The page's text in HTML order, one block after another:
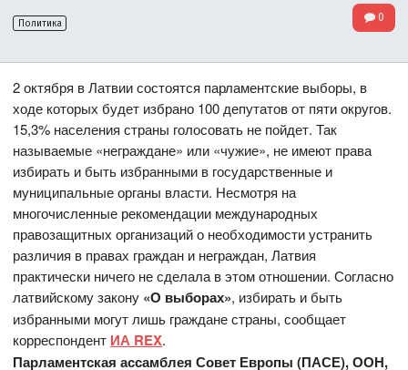
Политика 0
2 октября в Латвии состоятся парламентские выборы, в
ходе которых будет избрано 100 депутатов от пяти округов.
15,3% населения страны голосовать не пойдет. Так
называемые «неграждане» или «чужие», не имеют права
избирать и быть избранными в государственные и
муниципальные органы власти. Несмотря на
многочисленные рекомендации международных
правозащитных организаций о необходимости устранить
различия в правах граждан и неграждан, Латвия
практически ничего не сделала в этом отношении. Согласно
латвийскому закону «О выборах», избирать и быть
избранными могут лишь граждане страны, сообщает
корреспондент ИА REX.
Парламентская ассамблея Совет Европы (ПАСЕ), ООН,